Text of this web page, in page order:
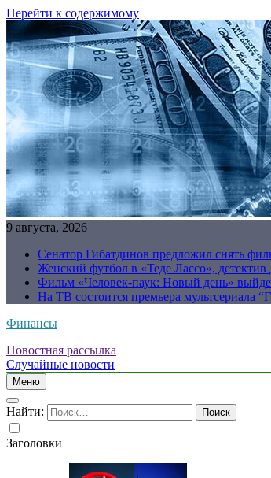
Перейти к содержимому
9 августа, 2026
Сенатор Гибатдинов предложил снять
Женский футбол в «Теде Лассо»,
Фильм «Человек-паук: Новый день»
На ТВ состоится премьера мультсериала
Финансы
Новостная рассылка
Случайные новости
Меню
Найти:
Заголовки